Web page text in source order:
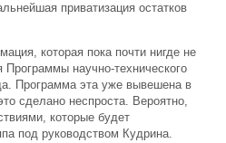
приватизация остатков
которая пока почти нигде не
Программы научно-технического
Программа эта уже вывешена в
сделано неспроста. Вероятно,
которые будет
под руководством Кудрина.